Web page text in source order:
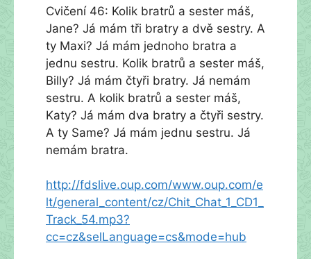
Cvičení 46: Kolik bratrů a sester máš,
Jane? Já mám tři bratry a dvě sestry. A
ty Maxi? Já mám jednoho bratra a
jednu sestru. Kolik bratrů a sester máš,
Billy? Já mám čtyři bratry. Já nemám
sestru. A kolik bratrů a sester máš,
Katy? Já mám dva bratry a čtyři sestry.
A ty Same? Já mám jednu sestru. Já
nemám bratra.
http://fdslive.oup.com/www.oup.com/e
lt/general_content/cz/Chit_Chat_1_CD1_
Track_54.mp3?
cc=cz&selLanguage=cs&mode=hub